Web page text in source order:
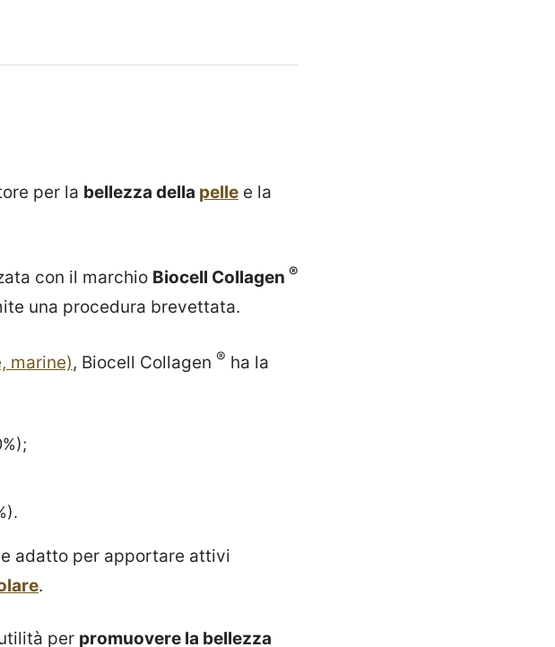
per la bellezza della pelle e la
con il marchio Biocell Collagen ®
una procedura brevettata.
marine), Biocell Collagen ® ha la
adatto per apportare attivi
.
per promuovere la bellezza